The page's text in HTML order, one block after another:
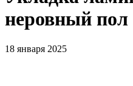
неровный пол
18 января 2025